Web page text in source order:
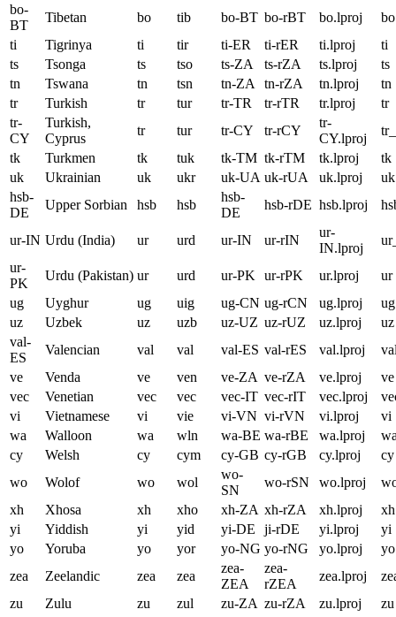
bo-
BT
Tibetan bo tib bo-BT bo-rBT bo.lproj
bo
ti
Tigrinya ti tir ti-ER ti-rER ti.lproj
ti
ts
Tsonga ts tso ts-ZA ts-rZA ts.lproj
ts
tn
Tswana tn tsn tn-ZA tn-rZA tn.lproj
tn
tr
Turkish tr tur tr-TR tr-rTR tr.lproj
tr
tr-
CY
Turkish,
Cyprus
tr tur tr-CY tr-rCY
tr-
CY.lproj
tk
Turkmen tk tuk tk-TM tk-rTM tk.lproj
tk
uk
Ukrainian uk ukr uk-UA uk-rUA uk.lproj
uk
hsb-
DE
Upper Sorbian hsb hsb
hsb-
DE
hsb-rDE hsb.lproj
ur-IN Urdu (India) ur urd ur-IN ur-rIN
ur-
IN.lproj
ur-
PK
Urdu (Pakistan) ur urd ur-PK ur-rPK ur.lproj
ur
ug
Uyghur ug uig ug-CN ug-rCN ug.lproj
ug
uz
Uzbek uz uzb uz-UZ uz-rUZ uz.lproj
uz
val-
ES
Valencian val val val-ES val-rES val.lproj
ve
Venda ve ven ve-ZA ve-rZA ve.lproj
ve
vec
Venetian vec vec vec-IT vec-rIT vec.lproj
vi
Vietnamese vi vie vi-VN vi-rVN vi.lproj
vi
wa
Walloon wa wln wa-BE wa-rBE wa.lproj
cy
Welsh cy cym cy-GB cy-rGB cy.lproj
cy
wo
Wolof wo wol
wo-
SN
wo-rSN wo.lproj
xh
Xhosa xh xho xh-ZA xh-rZA xh.lproj
xh
yi
Yiddish yi yid yi-DE ji-rDE yi.lproj
yi
yo
Yoruba yo yor yo-NG yo-rNG yo.lproj
yo
zea
Zeelandic zea zea
zea-
ZEA
zea-
rZEA
zea.lproj
zu
Zulu zu zul zu-ZA zu-rZA zu.lproj
zu